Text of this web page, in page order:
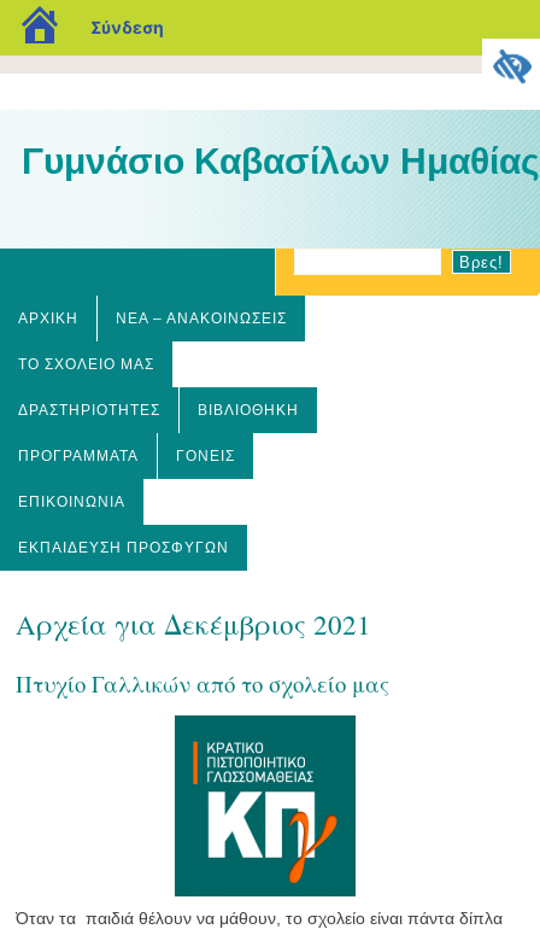
blogs.sch.gr
Σύνδεση
Γυμνάσιο Καβασίλων Ημαθίας
ΑΡΧΙΚΉ ΝΈΑ – ΑΝΑΚΟΙΝΏΣΕΙΣ
ΤΟ ΣΧΟΛΕΊΟ ΜΑΣ
ΔΡΑΣΤΗΡΙΌΤΗΤΕΣ ΒΙΒΛΙΟΘΉΚΗ
ΠΡΟΓΡΆΜΜΑΤΑ ΓΟΝΕΊΣ
ΕΠΙΚΟΙΝΩΝΊΑ
ΕΚΠΑΊΔΕΥΣΗ ΠΡΟΣΦΎΓΩΝ
Αρχεία για Δεκέμβριος 2021
Πτυχίο Γαλλικών από το σχολείο μας
Όταν τα παιδιά θέλουν να μάθουν, το σχολείο είναι πάντα δίπλα